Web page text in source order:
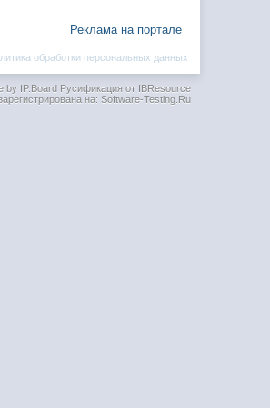
Реклама на портале
обработки персональных данных
by IP.BoardРусификация от IBResource
на: Software-Testing.Ru